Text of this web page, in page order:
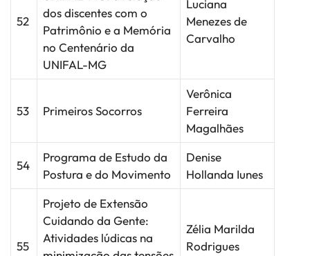
52
dos discentes com o
Patrimônio e a Memória
no Centenário da
UNIFAL-MG
Luciana
Menezes de
Carvalho
53 Primeiros Socorros
Verônica
Ferreira
Magalhães
54
Programa de Estudo da
Postura e do Movimento
Denise
Hollanda Iunes
55
Projeto de Extensão
Cuidando da Gente:
Atividades lúdicas na
Zélia Marilda
Rodrigues